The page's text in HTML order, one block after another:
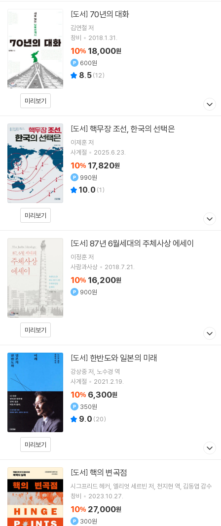
미리보기
[도서] 70년의 대화
김연철 저
창비
2018.1.31.
10% 18,000원
600원
8.5(12)
미리보기
[도서] 핵무장 조선, 한국의 선택은
이제훈 저
사계절
2025.6.23.
10% 17,820원
990원
10.0 (1)
미리보기
[도서] 87년 6월세대의 주체사상 에세이
이정훈저
사람과사상
2018.7.21.
10% 16,200원
900원
미리보기
[도서] 한반도와 일본의 미래
강상중저 노수경 역
사계절
2021.2.19.
10% 6,300원
350원
9.0 (20)
[도서] 핵의 변곡점
시그프리드 헤커 엘리엇 세르빈 저 천지현 역 김동엽 감수
창비
2023.10.27.
10% 27,000원
300원